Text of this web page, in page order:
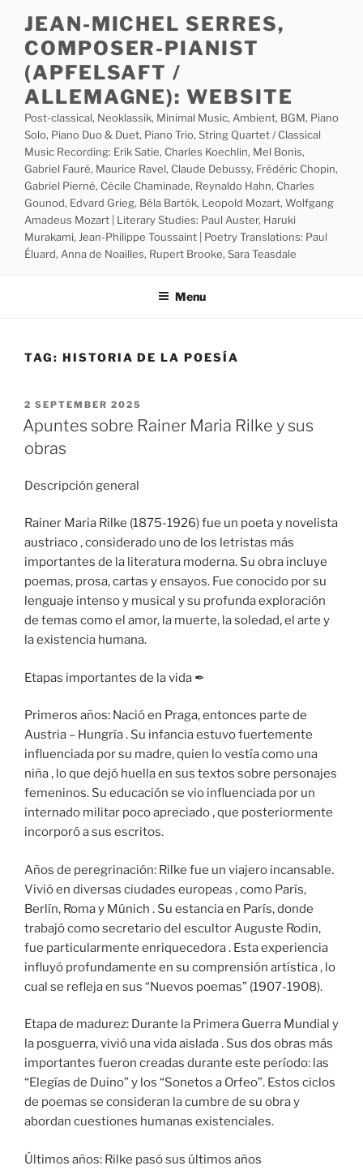
content
JEAN-MICHEL SERRES,
COMPOSER-PIANIST
(APFELSAFT /
ALLEMAGNE): WEBSITE
Post-classical, Neoklassik, Minimal Music, Ambient, BGM, Piano
Solo, Piano Duo & Duet, Piano Trio, String Quartet / Classical
Music Recording: Erik Satie, Charles Koechlin, Mel Bonis,
Gabriel Fauré, Maurice Ravel, Claude Debussy, Frédéric Chopin,
Gabriel Pierné, Cécile Chaminade, Reynaldo Hahn, Charles
Gounod, Edvard Grieg, Béla Bartók, Leopold Mozart, Wolfgang
Amadeus Mozart | Literary Studies: Paul Auster, Haruki
Murakami, Jean-Philippe Toussaint | Poetry Translations: Paul
Éluard, Anna de Noailles, Rupert Brooke, Sara Teasdale
Menu
TAG: HISTORIA DE LA POESÍA
POSTED
ON
2 SEPTEMBER 2025
Apuntes sobre Rainer Maria Rilke y sus
obras
Descripción general
Rainer Maria Rilke (1875-1926) fue un poeta y novelista
austriaco , considerado uno de los letristas más
importantes de la literatura moderna. Su obra incluye
poemas, prosa, cartas y ensayos. Fue conocido por su
lenguaje intenso y musical y su profunda exploración
de temas como el amor, la muerte, la soledad, el arte y
la existencia humana.
Etapas importantes de la vida ✒ ️
Primeros años: Nació en Praga, entonces parte de
Austria – Hungría . Su infancia estuvo fuertemente
influenciada por su madre, quien lo vestía como una
niña , lo que dejó huella en sus textos sobre personajes
femeninos. Su educación se vio influenciada por un
internado militar poco apreciado , que posteriormente
incorporó a sus escritos.
Años de peregrinación: Rilke fue un viajero incansable.
Vivió en diversas ciudades europeas , como París,
Berlín, Roma y Múnich . Su estancia en París, donde
trabajó como secretario del escultor Auguste Rodin,
fue particularmente enriquecedora . Esta experiencia
influyó profundamente en su comprensión artística , lo
cual se refleja en sus “Nuevos poemas” (1907-1908).
Etapa de madurez: Durante la Primera Guerra Mundial y
la posguerra, vivió una vida aislada . Sus dos obras más
importantes fueron creadas durante este período: las
“Elegías de Duino” y los “Sonetos a Orfeo”. Estos ciclos
de poemas se consideran la cumbre de su obra y
abordan cuestiones humanas existenciales.
Últimos años: Rilke pasó sus últimos años